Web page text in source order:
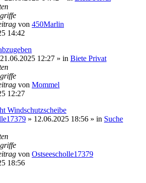
von 450Marlin
14:42
21.06.2025 12:27 » in Biete Privat
von Mommel
12:27
Windschutzscheibe
» 12.06.2025 18:56 » in Suche
von Ostseescholle17379
18:56